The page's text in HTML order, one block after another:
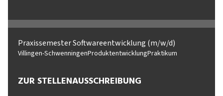
Praxissemester Softwareentwicklung (m/w/d)
Villingen-SchwenningenProduktentwicklungPraktikum
ZUR STELLENAUSSCHREIBUNG